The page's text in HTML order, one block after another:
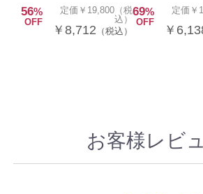
56%
OFF
定価￥19,800（税
込）
￥8,712 （税込）
69%
OFF
定価￥
￥
お客様レビ